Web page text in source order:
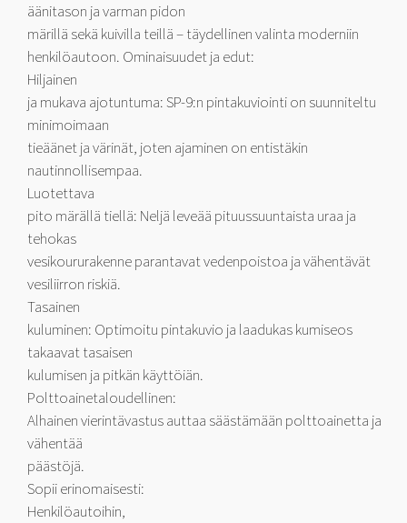
äänitason ja varman pidon
märillä sekä kuivilla teillä – täydellinen valinta moderniin
henkilöautoon. Ominaisuudet ja edut:
Hiljainen
ja mukava ajotuntuma: SP-9:n pintakuviointi on suunniteltu
minimoimaan
tieäänet ja värinät, joten ajaminen on entistäkin
nautinnollisempaa.
Luotettava
pito märällä tiellä: Neljä leveää pituussuuntaista uraa ja
tehokas
vesikoururakenne parantavat vedenpoistoa ja vähentävät
vesiliirron riskiä.
Tasainen
kuluminen: Optimoitu pintakuvio ja laadukas kumiseos
takaavat tasaisen
kulumisen ja pitkän käyttöiän.
Polttoainetaloudellinen:
Alhainen vierintävastus auttaa säästämään polttoainetta ja
vähentää
päästöjä.
Sopii erinomaisesti:
Henkilöautoihin,